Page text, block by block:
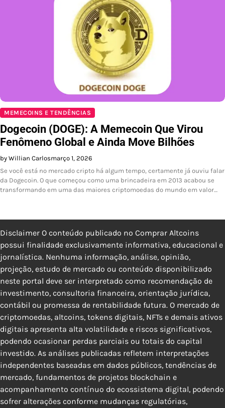
MEMECOINS E TENDÊNCIAS
Dogecoin (DOGE): A Memecoin Que Virou
Fenômeno Global e Ainda Move Bilhões
by Willian Carlosmarço 1, 2026
Se você está no mercado cripto há algum tempo, certamente já ouviu falar
da Dogecoin. O que começou como uma brincadeira em 2013 acabou se
transformando em uma das maiores criptomoedas do mundo em valor…
Disclaimer O conteúdo publicado no Comprar Altcoins
possui finalidade exclusivamente informativa, educacional e
jornalística. Nenhuma informação, análise, opinião,
projeção, estudo de mercado ou conteúdo disponibilizado
neste portal deve ser interpretado como recomendação de
investimento, consultoria financeira, orientação jurídica,
contábil ou promessa de rentabilidade futura. O mercado de
criptomoedas, altcoins, tokens digitais, NFTs e demais ativos
digitais apresenta alta volatilidade e riscos significativos,
podendo ocasionar perdas parciais ou totais do capital
investido. As análises publicadas refletem interpretações
independentes baseadas em dados públicos, tendências de
mercado, fundamentos de projetos blockchain e
acompanhamento contínuo do ecossistema digital, podendo
sofrer alterações conforme mudanças regulatórias,